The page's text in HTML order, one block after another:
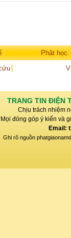
Phật học
TRANG TIN ĐIỆN
Chịu trách nhiệm
Mọi đóng góp ý kiến và
Email:
Ghi rõ nguồn